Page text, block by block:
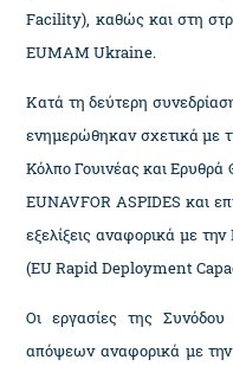
Facility), καθώς και στη
EUMAM Ukraine.
Κατά τη δεύτερη
ενημερώθηκαν σχετικά με
Κόλπο Γουινέας και
EUNAVFOR ASPIDES και
εξελίξεις αναφορικά με
(EU Rapid Deployment
Οι εργασίες της
απόψεων αναφορικά με την